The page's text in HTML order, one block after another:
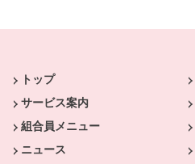
トップ
サービス案内
組合員メニュー
ニュース